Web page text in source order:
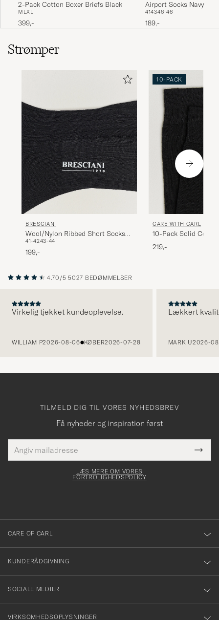
2-Pack Cotton Boxer Briefs Black
M LXL
399,-
Airport Socks Navy
414346-46
189,-
Strømper
BRESCIANI
Wool/Nylon Ribbed Short Socks
Black
41-4243-44
199,-
10-PACK
CARE WITH CARL
10-Pack Solid
BLACK
219,-
4.70/5 5027 BEDØMMELSER
Virkelig tjekket kundeoplevelse.
WILLIAM P2026-08-06 KØBER2026-07-28
Lækkert
MARK U2026-
TILMELD DIG TIL VORES NYHEDSBREV
Få nyheder og inspiration først
mailadresse
skal
Tack
för
dig
till
vårt
nyhetsbrev!
LÆS MERE OM VORES
FORTROLIGHEDSPOLICY
CARE OF CARL
KUNDERÅDGIVNING
SOCIALE MEDIER
VIRKSOMHEDSOPLYSNINGER